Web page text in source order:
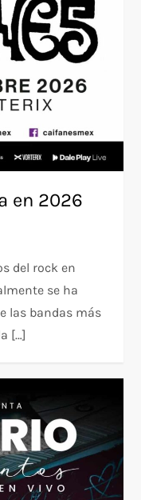
en 2026
del rock en
se ha
las bandas más
[…]